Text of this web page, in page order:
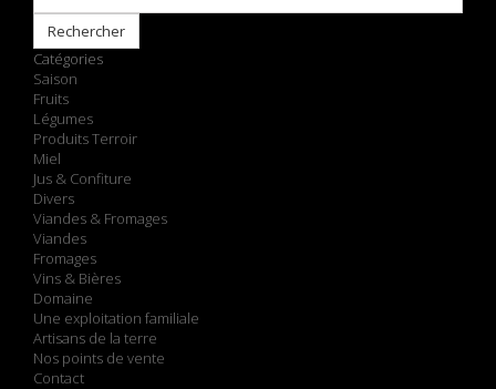
Rechercher
Catégories
Saison
Fruits
Légumes
Produits Terroir
Miel
Jus & Confiture
Divers
Viandes & Fromages
Viandes
Fromages
Vins & Bières
Domaine
Une exploitation familiale
Artisans de la terre
Nos points de vente
Contact